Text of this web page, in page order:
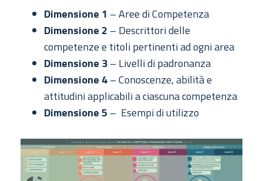
Dimensione 1 – Aree di Competenza
Dimensione 2 – Descrittori delle
competenze e titoli pertinenti ad ogni area
Dimensione 3– Livelli di padronanza
Dimensione 4– Conoscenze, abilità e
attitudini applicabili a ciascuna competenza
Dimensione 5 – Esempi di utilizzo